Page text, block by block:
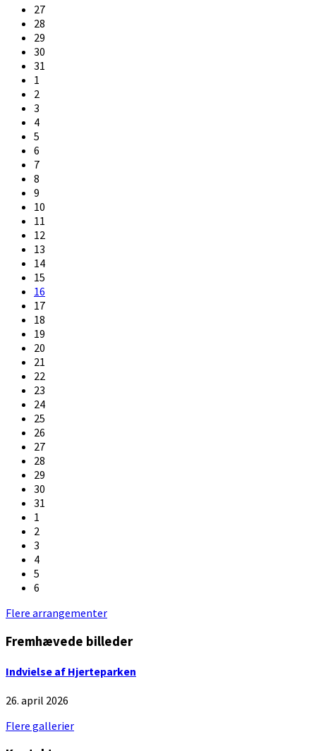
Skip
calendar
days
27
28
29
30
31
1
2
3
4
5
6
7
8
9
10
11
12
13
14
15
16
17
18
19
20
21
22
23
24
25
26
27
28
29
30
31
1
2
3
4
5
6
Back
calendar
Flere arrangementer
Fremhævede billeder
Indvielse af Hjerteparken
26. april 2026
Flere gallerier